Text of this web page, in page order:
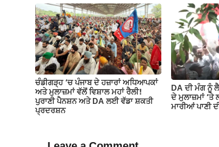
ਚੰਡੀਗੜ੍ਹ ‘ਚ ਪੰਜਾਬ ਦੇ ਹਜ਼ਾਰਾਂ ਅਧਿਆਪਕਾਂ
ਅਤੇ ਮੁਲਾਜ਼ਮਾਂ ਵੱਲੋਂ ਵਿਸ਼ਾਲ ਮਹਾਂ ਰੈਲੀ!
ਪੁਰਾਣੀ ਪੈਨਸ਼ਨ ਅਤੇ DA ਲਈ ਵੱਡਾ ਸ਼ਕਤੀ
ਪ੍ਰਦਰਸ਼ਨ
DA ਦੀ ਮੰਗ ਨੂੰ
ਦੇ ਮੁਲਾਜ਼ਮਾਂ ‘ਤੇ
ਮਾਰੀਆਂ ਪਾਣੀ